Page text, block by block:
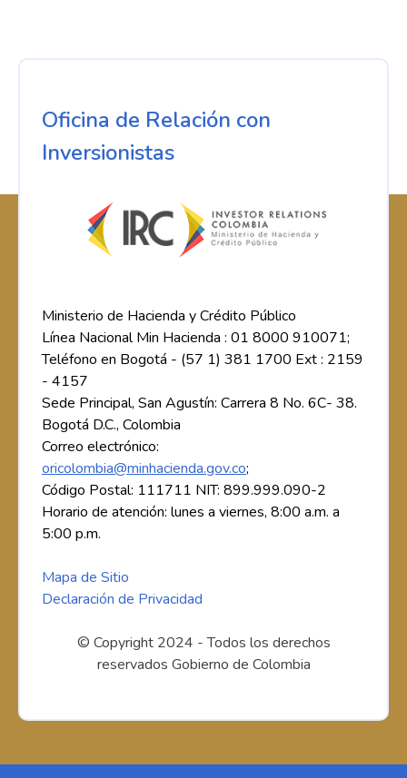
Oficina de Relación con
Inversionistas
Ministerio de Hacienda y Crédito Público
Línea Nacional Min Hacienda : 01 8000 910071;
Teléfono en Bogotá - (57 1) 381 1700 Ext : 2159
- 4157
Sede Principal, San Agustín: Carrera 8 No. 6C- 38.
Bogotá D.C., Colombia
Correo electrónico:
oricolombia@minhacienda.gov.co;
Código Postal: 111711 NIT: 899.999.090-2
Horario de atención: lunes a viernes, 8:00 a.m. a
5:00 p.m.
Mapa de Sitio
Declaración de Privacidad
© Copyright 2024 - Todos los derechos
reservados Gobierno de Colombia